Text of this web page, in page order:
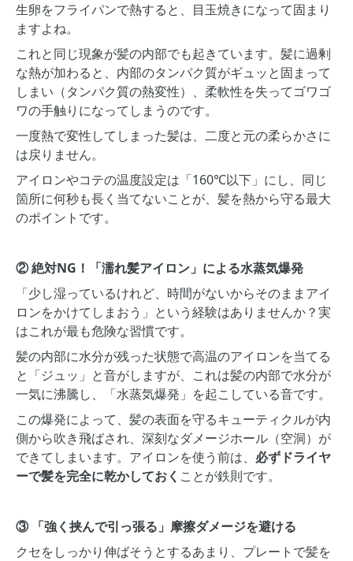
生卵をフライパンで熱すると、目玉焼きになって固まり
ますよね。
これと同じ現象が髪の内部でも起きています。髪に過剰
な熱が加わると、内部のタンパク質がギュッと固まって
しまい（タンパク質の熱変性）、柔軟性を失ってゴワゴ
ワの手触りになってしまうのです。
一度熱で変性してしまった髪は、二度と元の柔らかさに
は戻りません。
アイロンやコテの温度設定は「160℃以下」にし、同じ
箇所に何秒も長く当てないことが、髪を熱から守る最大
のポイントです。
② 絶対NG！「濡れ髪アイロン」による水蒸気爆発
「少し湿っているけれど、時間がないからそのままアイ
ロンをかけてしまおう」という経験はありませんか？実
はこれが最も危険な習慣です。
髪の内部に水分が残った状態で高温のアイロンを当てる
と「ジュッ」と音がしますが、これは髪の内部で水分が
一気に沸騰し、「水蒸気爆発」を起こしている音です。
この爆発によって、髪の表面を守るキューティクルが内
側から吹き飛ばされ、深刻なダメージホール（空洞）が
できてしまいます。アイロンを使う前は、 必ずドライヤ
ーで髪を完全に乾かしておく ことが鉄則です。
③ 「強く挟んで引っ張る」摩擦ダメージを避ける
クセをしっかり伸ばそうとするあまり、プレートで髪を